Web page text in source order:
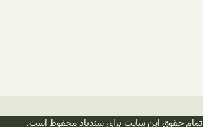
تمام حقوق این سایت برای سندباد محفوظ است.